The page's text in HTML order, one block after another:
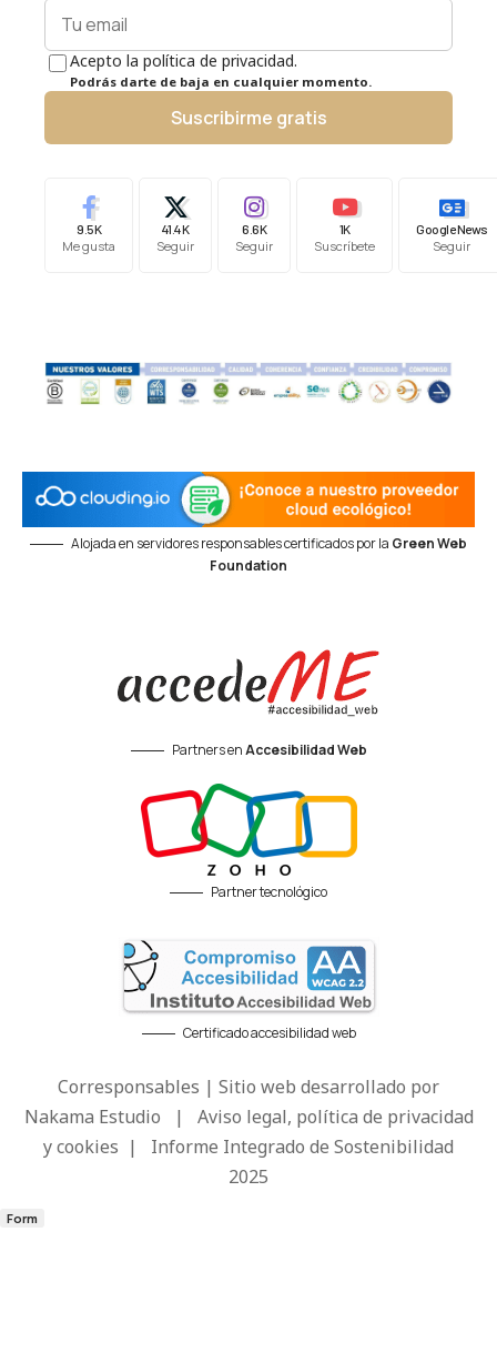
Acepto la política de privacidad.
Podrás darte de baja en cualquier momento.
Suscribirme gratis
9.5K
Me gusta
41.4K
Seguir
6.6K
Seguir
1K
Suscríbete
Google News
Seguir
Alojada en servidores responsables certificados por la Green Web
Foundation
Partners enAccesibilidad Web
Partner tecnológico
Certificado accesibilidad web
Corresponsables | Sitio web desarrollado por
Nakama Estudio | Aviso legal, política de privacidad
y cookies | Informe Integrado de Sostenibilidad
2025
Form